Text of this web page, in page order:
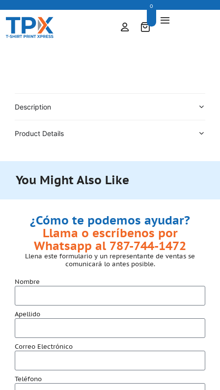
0
Description
Product Details
You Might Also Like
¿Cómo te podemos ayudar?
Llama o escríbenos por
Whatsapp al 787-744-1472
Llena este formulario y un representante de ventas se
comunicará lo antes posible.
Nombre
Apellido
Correo Electrónico
Teléfono